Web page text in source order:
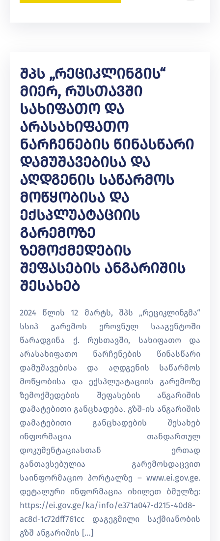
Შპს „რეციკლინგის“
Მიერ, Რუსთავში
Სახიფათო Და
Არასახიფათო
Ნარჩენების Წინასწარი
Დამუშავებისა Და
Აღდგენის Საწარმოს
Მოწყობისა Და
Ექსპლუატაციის
Გარემოზე
Ზემოქმედების
Შეფასების Ანგარიშის
Შესახებ
2024 წლის 12 მარტს, შპს „რეციკლინგმა“
სსიპ გარემოს ეროვნულ სააგენტოში
წარადგინა ქ. რუსთავში, სახიფათო და
არასახიფათო ნარჩენების წინასწარი
დამუშავებისა და აღდგენის საწარმოს
მოწყობისა და ექსპლუატაციის გარემოზე
ზემოქმედების შეფასების ანგარიშის
დამატებითი განცხადება. გზშ-ის ანგარიშის
დამატებითი განცხადების შესახებ
ინფორმაცია თანდართულ
დოკუმენტაციასთან ერთად
განთავსებულია გარემოსდაცვით
საინფორმაციო პორტალზე – www.ei.gov.ge.
დეტალური ინფორმაცია იხილეთ ბმულზე:
https://ei.gov.ge/ka/info/e371a047-d215-40d8-
ac8d-1c72dff761cc დაგეგმილი საქმიანობის
გზშ ანგარიშის […]